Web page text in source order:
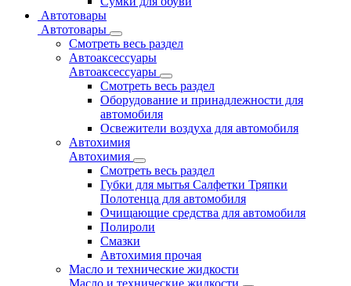
Автотовары
Автотовары
Смотреть весь раздел
Автоаксессуары
Автоаксессуары
Смотреть весь раздел
Оборудование и принадлежности для
автомобиля
Освежители воздуха для автомобиля
Автохимия
Автохимия
Смотреть весь раздел
Губки для мытья Салфетки Тряпки
Полотенца для автомобиля
Очищающие средства для автомобиля
Полироли
Смазки
Автохимия прочая
Масло и технические жидкости
Масло и технические жидкости